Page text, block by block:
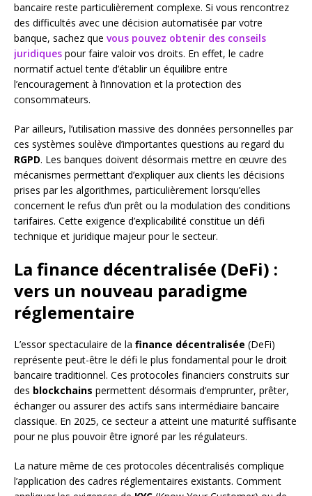
bancaire reste particulièrement complexe. Si vous rencontrez
des difficultés avec une décision automatisée par votre
banque, sachez que vous pouvez obtenir des conseils
juridiques pour faire valoir vos droits. En effet, le cadre
normatif actuel tente d’établir un équilibre entre
l’encouragement à l’innovation et la protection des
consommateurs.
Par ailleurs, l’utilisation massive des données personnelles par
ces systèmes soulève d’importantes questions au regard du
RGPD. Les banques doivent désormais mettre en œuvre des
mécanismes permettant d’expliquer aux clients les décisions
prises par les algorithmes, particulièrement lorsqu’elles
concernent le refus d’un prêt ou la modulation des conditions
tarifaires. Cette exigence d’explicabilité constitue un défi
technique et juridique majeur pour le secteur.
La finance décentralisée (DeFi) :
vers un nouveau paradigme
réglementaire
L’essor spectaculaire de la finance décentralisée (DeFi)
représente peut-être le défi le plus fondamental pour le droit
bancaire traditionnel. Ces protocoles financiers construits sur
des blockchains permettent désormais d’emprunter, prêter,
échanger ou assurer des actifs sans intermédiaire bancaire
classique. En 2025, ce secteur a atteint une maturité suffisante
pour ne plus pouvoir être ignoré par les régulateurs.
La nature même de ces protocoles décentralisés complique
l’application des cadres réglementaires existants. Comment